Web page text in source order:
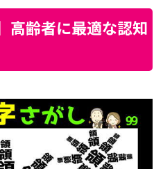
高齢者に最適な認知